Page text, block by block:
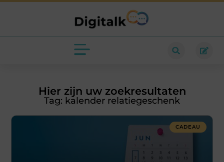
Hier zijn uw zoekresultaten
Tag: kalender relatiegeschenk
CADEAU